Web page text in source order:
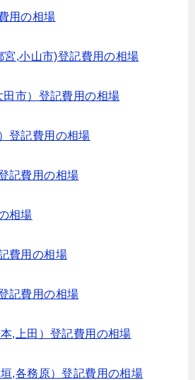
用の相場
宮,小山市)登記費用の相場
市）登記費用の相場
登記費用の相場
記費用の相場
相場
費用の相場
記費用の相場
,上田）登記費用の相場
,各務原）登記費用の相場